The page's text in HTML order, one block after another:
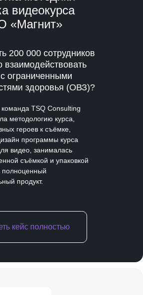
видеокурса
«Магнит»
200 000 сотрудников
взаимодействовать
ограниченными
здоровья (ОВЗ)?
команда TSQ Consulting
методологию курса,
героев к съёмке,
программы курса
видео, занималась
съёмкой и упаковкой
полноценный
продукт.
кейс полностью